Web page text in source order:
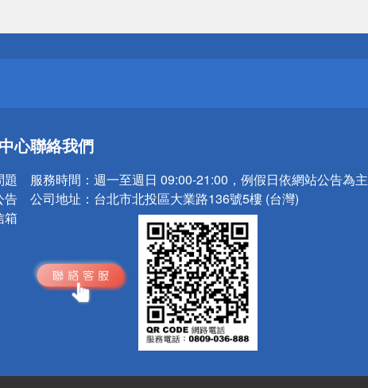
！
！
心
題
告
箱
聯絡我們
服務時間： 週一至週日 09:00-21:00，例假日依網站公告為主
公司地址： 台北市北投區大業路136號5樓 (台灣)